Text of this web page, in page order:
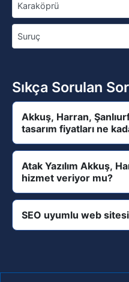
Karaköprü
Suruç
Sıkça Sorulan
Akkuş, Harran,
tasarım fiyatları ne
Atak Yazılım Akkuş,
hizmet veriyor mu?
SEO uyumlu web